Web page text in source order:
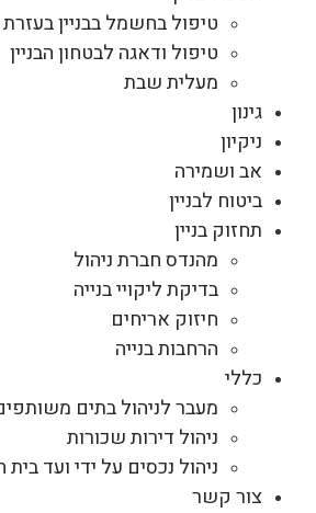
טיפול בחשמל בבניין בעזרת
טיפול ודאגה לבטחון הבניין
מעלית שבת
גינון
ניקיון
אב ושמירה
ביטוח לבניין
תחזוק בניין
מהנדס חברת ניהול
בדיקת ליקויי בנייה
חיזוק אריחים
הרחבות בנייה
כללי
מעבר לניהול בתים משותפים
ניהול דירות שכורות
ניהול נכסים על ידי ועד בית
צור קשר